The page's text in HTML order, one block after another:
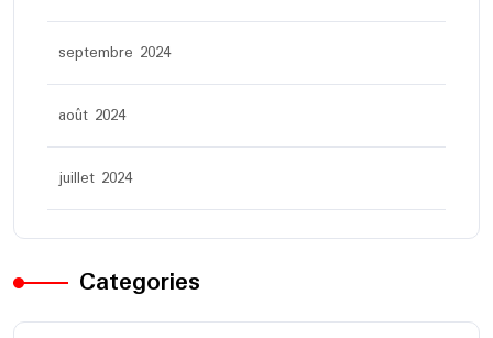
septembre 2024
août 2024
juillet 2024
Categories